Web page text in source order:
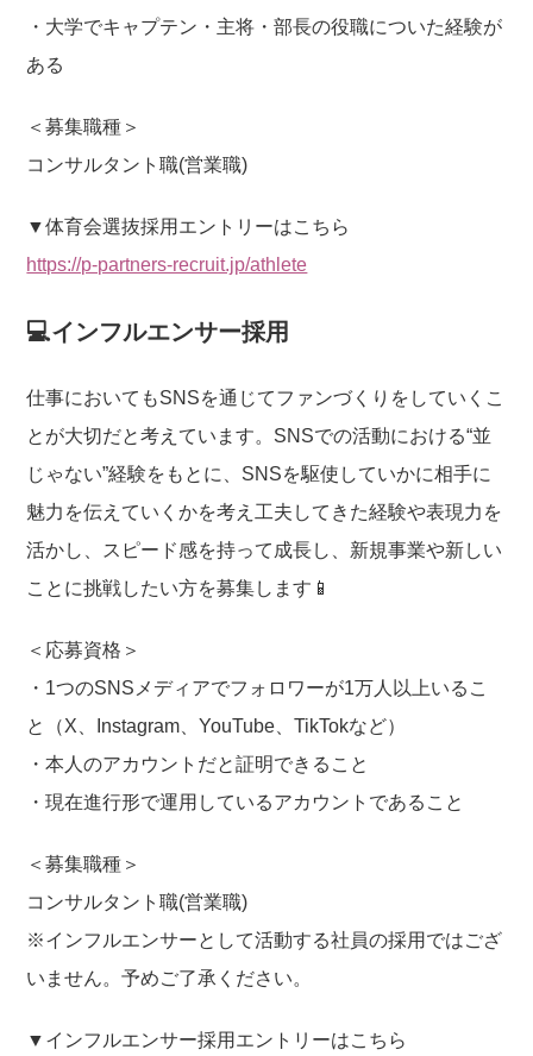
・大学でキャプテン・主将・部長の役職についた経験が
ある
＜募集職種＞
コンサルタント職(営業職)
▼体育会選抜採用エントリーはこちら
https://p-partners-recruit.jp/athlete
💻インフルエンサー採用
仕事においてもSNSを通じてファンづくりをしていくこ
とが大切だと考えています。SNSでの活動における“並
じゃない”経験をもとに、SNSを駆使していかに相手に
魅力を伝えていくかを考え工夫してきた経験や表現力を
活かし、スピード感を持って成長し、新規事業や新しい
ことに挑戦したい方を募集します📱
＜応募資格＞
・1つのSNSメディアでフォロワーが1万人以上いるこ
と（X、Instagram、YouTube、TikTokなど）
・本人のアカウントだと証明できること
・現在進行形で運用しているアカウントであること
＜募集職種＞
コンサルタント職(営業職)
※インフルエンサーとして活動する社員の採用ではござ
いません。予めご了承ください。
▼インフルエンサー採用エントリーはこちら